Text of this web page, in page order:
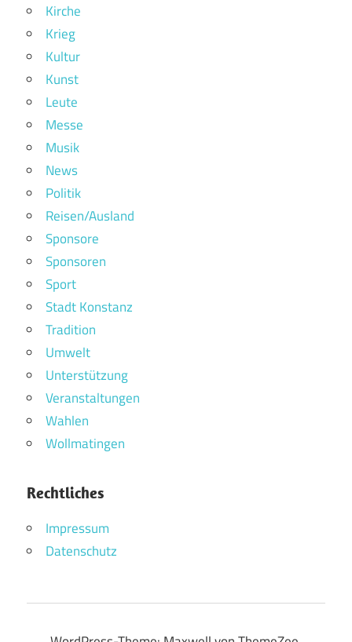
Kirche
Krieg
Kultur
Kunst
Leute
Messe
Musik
News
Politik
Reisen/Ausland
Sponsore
Sponsoren
Sport
Stadt Konstanz
Tradition
Umwelt
Unterstützung
Veranstaltungen
Wahlen
Wollmatingen
Rechtliches
Impressum
Datenschutz